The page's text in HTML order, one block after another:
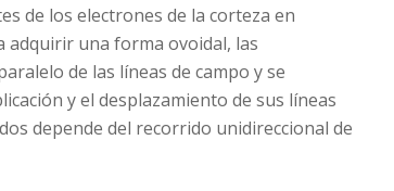
de los electrones de la corteza en
adquirir una forma ovoidal, las
de las líneas de campo y se
y el desplazamiento de sus líneas
depende del recorrido unidireccional de